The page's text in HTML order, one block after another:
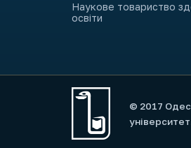
Наукове товариство
освіти
© 2017